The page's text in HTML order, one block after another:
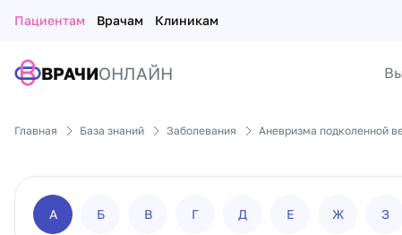
Пациентам Врачам Клиникам
ВРАЧИОНЛАЙН
Главная База знаний Заболевания Аневризма подколенной
А Б В Г Д Е Ж З